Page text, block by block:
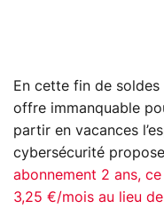
En cette fin de soldes
offre immanquable
partir en vacances
cybersécurité propose
abonnement 2 ans,
3,25 €/mois au lieu de